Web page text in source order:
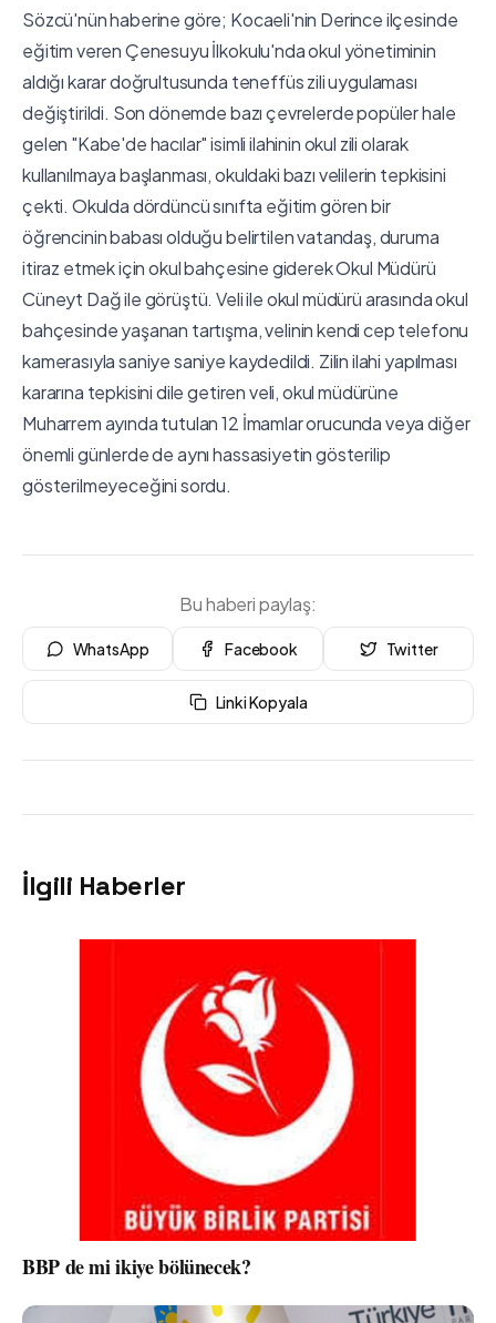
Sözcü'nün haberine göre; Kocaeli'nin Derince ilçesinde
eğitim veren Çenesuyu İlkokulu'nda okul yönetiminin
aldığı karar doğrultusunda teneffüs zili uygulaması
değiştirildi. Son dönemde bazı çevrelerde popüler hale
gelen "Kabe'de hacılar" isimli ilahinin okul zili olarak
kullanılmaya başlanması, okuldaki bazı velilerin tepkisini
çekti. Okulda dördüncü sınıfta eğitim gören bir
öğrencinin babası olduğu belirtilen vatandaş, duruma
itiraz etmek için okul bahçesine giderek Okul Müdürü
Cüneyt Dağ ile görüştü. Veli ile okul müdürü arasında okul
bahçesinde yaşanan tartışma, velinin kendi cep telefonu
kamerasıyla saniye saniye kaydedildi. Zilin ilahi yapılması
kararına tepkisini dile getiren veli, okul müdürüne
Muharrem ayında tutulan 12 İmamlar orucunda veya diğer
önemli günlerde de aynı hassasiyetin gösterilip
gösterilmeyeceğini sordu.
Bu haberi paylaş:
WhatsApp Facebook Twitter
Linki Kopyala
İlgili Haberler
BBP de mi ikiye bölünecek?